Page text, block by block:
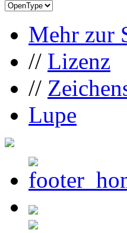
Mehr zur
// Lizenz
//
Lupe